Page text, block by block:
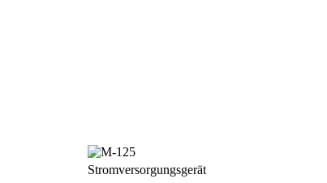
Stromversorgungsgerät